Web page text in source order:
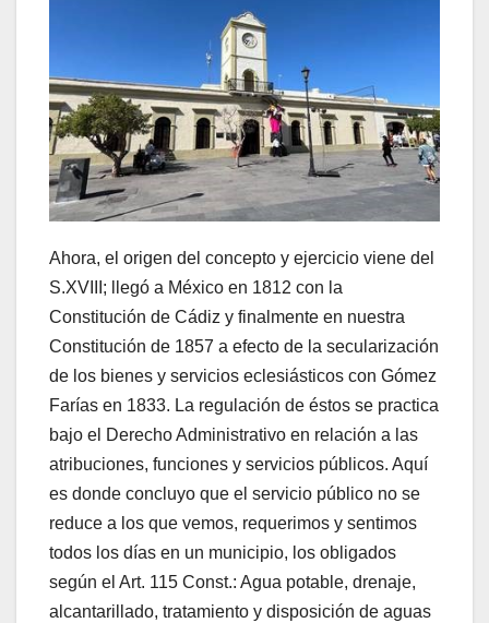
Ahora, el origen del concepto y ejercicio viene del
S.XVIII; llegó a México en 1812 con la
Constitución de Cádiz y finalmente en nuestra
Constitución de 1857 a efecto de la secularización
de los bienes y servicios eclesiásticos con Gómez
Farías en 1833. La regulación de éstos se practica
bajo el Derecho Administrativo en relación a las
atribuciones, funciones y servicios públicos. Aquí
es donde concluyo que el servicio público no se
reduce a los que vemos, requerimos y sentimos
todos los días en un municipio, los obligados
según el Art. 115 Const.: Agua potable, drenaje,
alcantarillado, tratamiento y disposición de aguas